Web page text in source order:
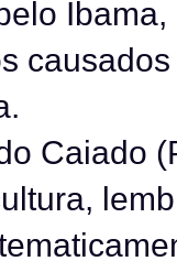
Caiado